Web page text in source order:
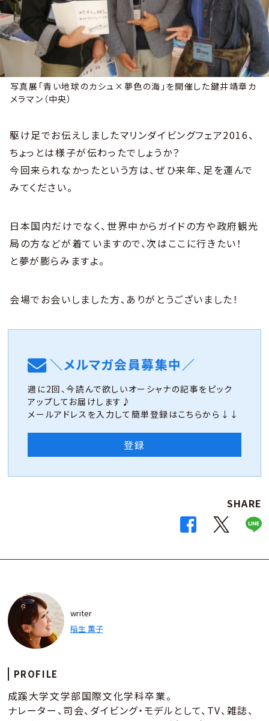
写真展「青い地球のカシュ×夢色の海」を開催した鍵井靖章カ
メラマン（中央）
駆け足でお伝えしましたマリンダイビングフェア2016、
ちょっとは様子が伝わったでしょうか？
今回来られなかったという方は、ぜひ来年、足を運んで
みてください。
日本国内だけでなく、世界中からガイドの方や政府観光
局の方などが着ていますので、次はここに行きたい！
と夢が膨らみますよ。
会場でお会いしました方、ありがとうございました！
＼メルマガ会員募集中／
週に2回、今読んで欲しいオーシャナの記事をピック
アップしてお届けします♪
メールアドレスを入力して簡単登録はこちらから↓↓
登録
SHARE
writer
稲生 薫子
PROFILE
成蹊大学文学部国際文化学科卒業。
ナレーター、司会、ダイビング・モデルとして、TV、雑誌、